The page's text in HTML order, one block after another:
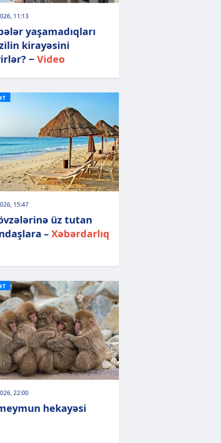
11:13
yaşamadıqları
kirayəsini
− Video
15:47
üz tutan
–Xəbərdarlıq
22:00
hekayəsi